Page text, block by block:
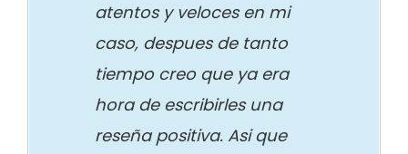
atentos y veloces en mi
caso, despues de tanto
tiempo creo que ya era
hora de escribirles una
reseña positiva. Asi que